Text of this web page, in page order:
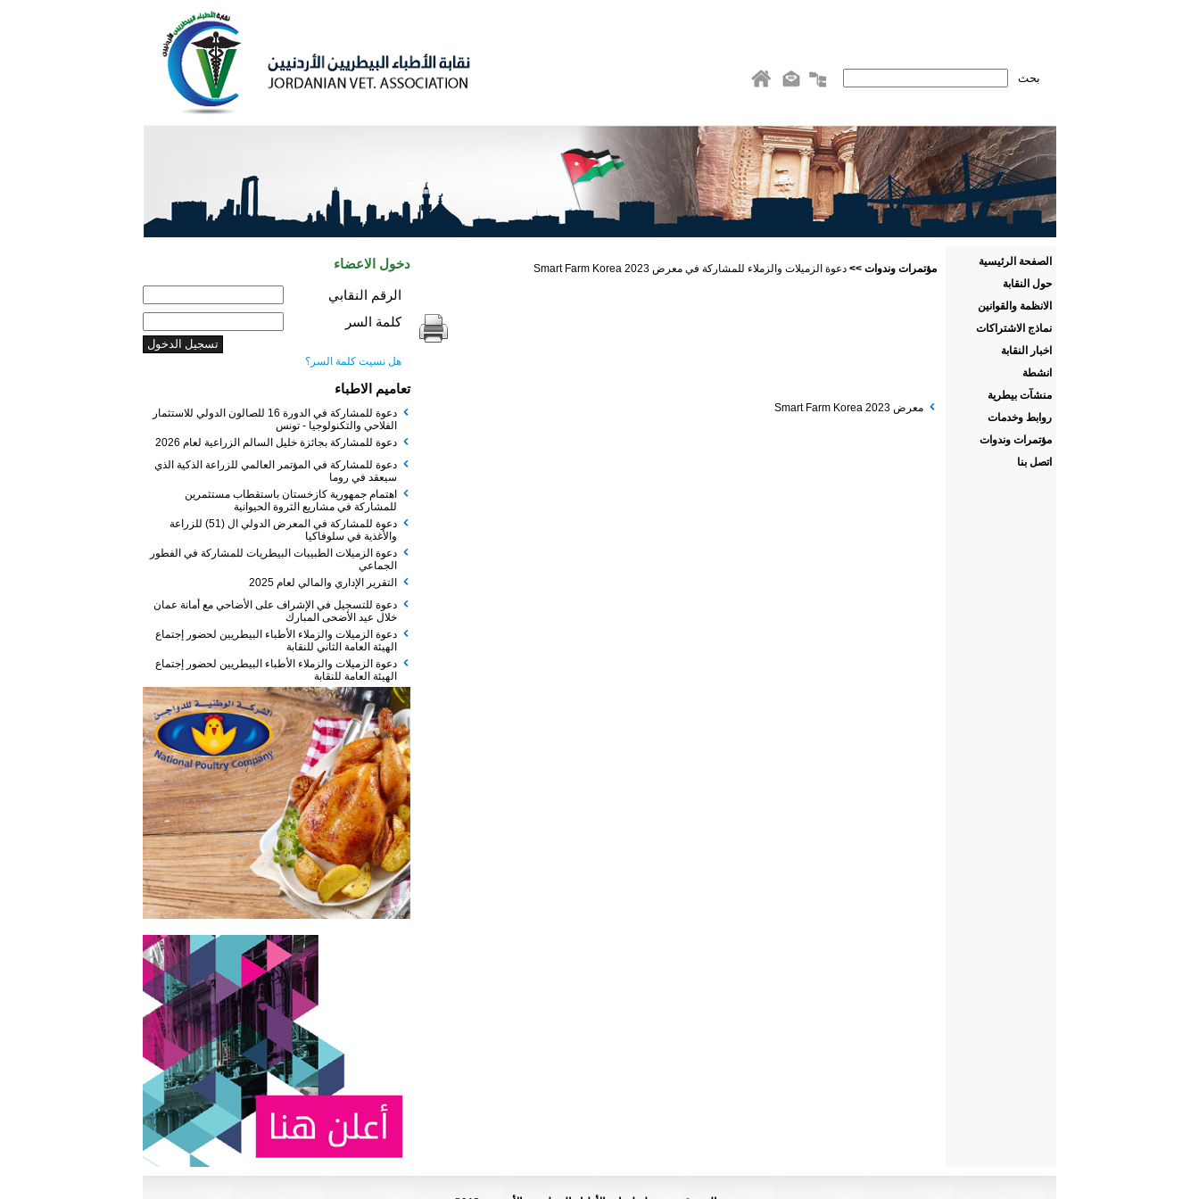
الصفحة الرئيسية
حول النقابة
الانظمة والقوانين
نماذج الاشتراكات
اخبار النقابة
انشطة
منشآت بيطرية
روابط وخدمات
مؤتمرات وندوات
اتصل بنا
مؤتمرات وندوات >> دعوة الزميلات والزملاء للمشاركة في معرض Smart Farm Korea 2023
معرض Smart Farm Korea 2023
دخول الاعضاء
الرقم النقابي
كلمة السر
هل نسيت كلمة السر؟
تعاميم الاطباء
دعوة للمشاركة في الدورة 16 للصالون الدولي للاستثمار
الفلاحي والتكنولوجيا - تونس
دعوة للمشاركة بجائزة خليل السالم الزراعية لعام 2026
دعوة للمشاركة في المؤتمر العالمي للزراعة الذكية الذي
سيعقد في روما
اهتمام جمهورية كازخستان باستقطاب مستثمرين
للمشاركة في مشاريع الثروة الحيوانية
دعوة للمشاركة في المعرض الدولي ال (51) للزراعة
والأغذية في سلوفاكيا
دعوة الزميلات الطبيبات البيطريات للمشاركة في الفطور
الجماعي
التقرير الإداري والمالي لعام 2025
دعوة للتسجيل في الإشراف على الأضاحي مع أمانة عمان
خلال عيد الأضحى المبارك
دعوة الزميلات والزملاء الأطباء البيطريين لحضور إجتماع
الهيئة العامة الثاني للنقابة
دعوة الزميلات والزملاء الأطباء البيطريين لحضور إجتماع
الهيئة العامة للنقابة